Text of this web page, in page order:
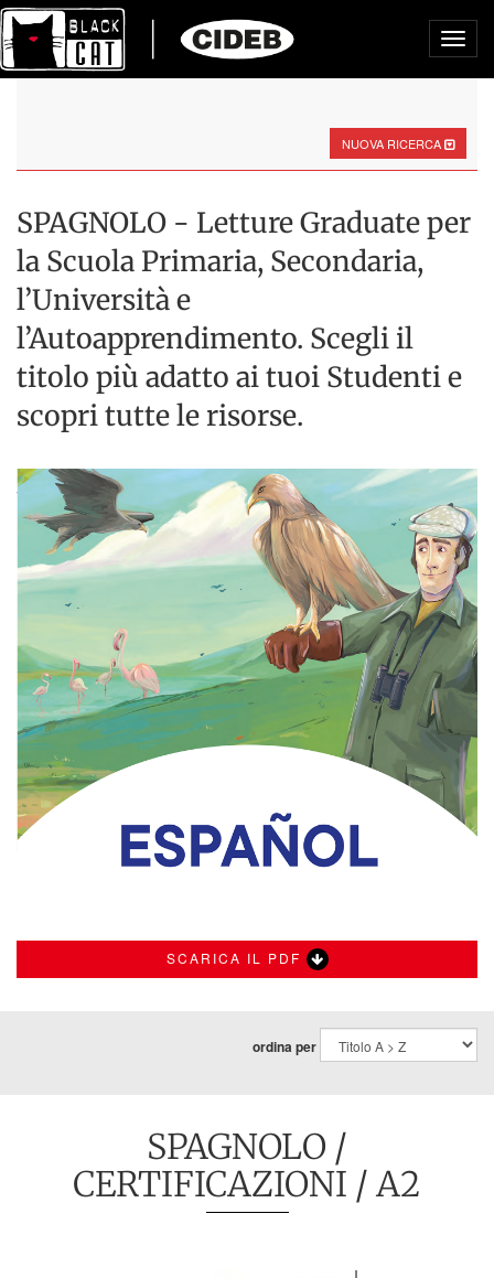
NUOVA RICERCA
SPAGNOLO - Letture Graduate per
la Scuola Primaria, Secondaria,
l’Università e
l’Autoapprendimento. Scegli il
titolo più adatto ai tuoi Studenti e
scopri tutte le risorse.
SCARICA IL PDF
ordina per
SPAGNOLO /
CERTIFICAZIONI / A2